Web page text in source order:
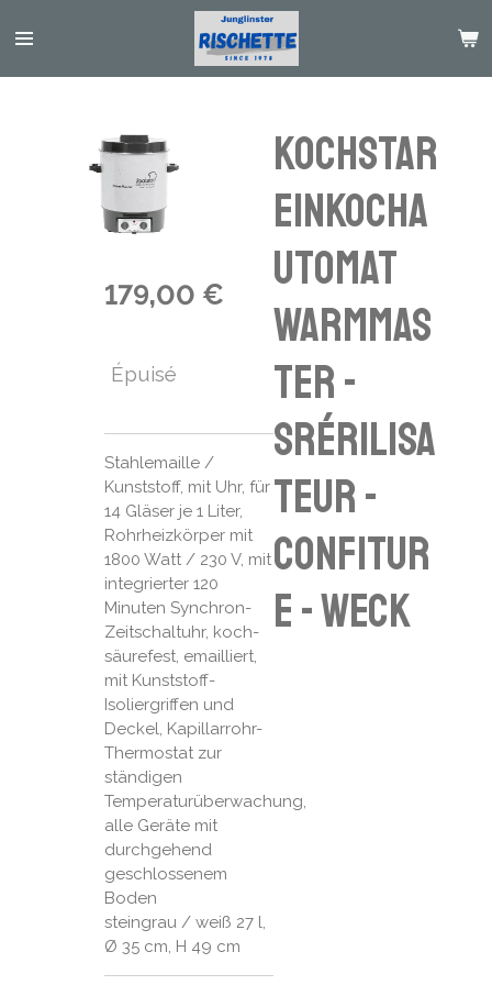
au
KOCHSTAR
Einkocha
utomat
WarmMas
ter -
Srérilisa
teur -
confitur
e - Weck
179,00 €
Épuisé
Stahlemaille /
Kunststoff, mit Uhr, für
14 Gläser je 1 Liter,
Rohrheizkörper mit
1800 Watt / 230 V, mit
integrierter 120
Minuten Synchron-
Zeitschaltuhr, koch-
säurefest, emailliert,
mit Kunststoff-
Isoliergriffen und
Deckel, Kapillarrohr-
Thermostat zur
ständigen
Temperaturüberwachung,
alle Geräte mit
durchgehend
geschlossenem
Boden
steingrau / weiß 27 l,
Ø 35 cm, H 49 cm